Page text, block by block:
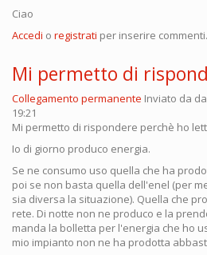
Ciao
Accedi o registrati per inserire commenti.
Mi permetto di
Collegamento permanente Inviato da
19:21
Mi permetto di rispondere perchè ho
Io di giorno produco energia.
Se ne consumo uso quella che ha
poi se non basta quella dell'enel (per
sia diversa la situazione). Quella che
rete. Di notte non ne produco e la
manda la bolletta per l'energia che ho
mio impianto non ne ha prodotta